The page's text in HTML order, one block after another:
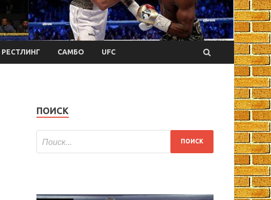
РЕСТЛИНГ САМБО UFC
ПОИСК